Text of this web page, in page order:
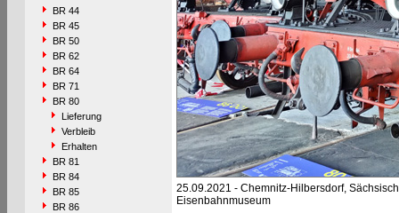
BR 44
BR 45
BR 50
BR 62
BR 64
BR 71
BR 80
Lieferung
Verbleib
Erhalten
BR 81
BR 84
BR 85
BR 86
25.09.2021 - Chemnitz-Hilbersdorf,
Eisenbahnmuseum